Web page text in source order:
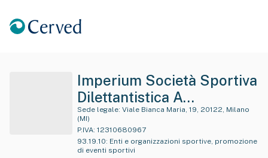
Imperium Società Sportiva
Dilettantistica A
Responsabilita' Limitata In
Breve Imperium Ssd A R.l.
Sede legale:
(MI)
P.IVA: 12310680967
93.19.10: Enti e organizzazioni sportive, promozione
di eventi sportivi